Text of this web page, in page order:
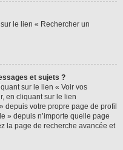
le lien « Rechercher un
et sujets ?
sur le lien « Voir vos
en cliquant sur le lien
depuis votre propre page de profil
» depuis n’importe quelle page
la page de recherche avancée et